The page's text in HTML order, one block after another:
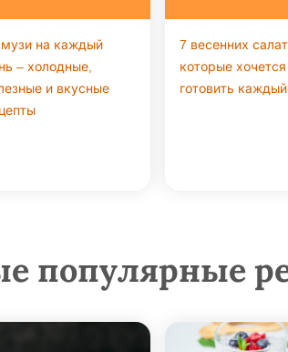
на каждый
– холодные,
и вкусные
7 весенних
которые хочется
готовить
популярные